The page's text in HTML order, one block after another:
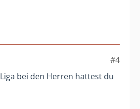
#4
bei den Herren hattest du